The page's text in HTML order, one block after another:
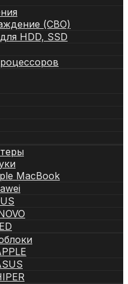
(СВО)
HDD, SSD
MacBook